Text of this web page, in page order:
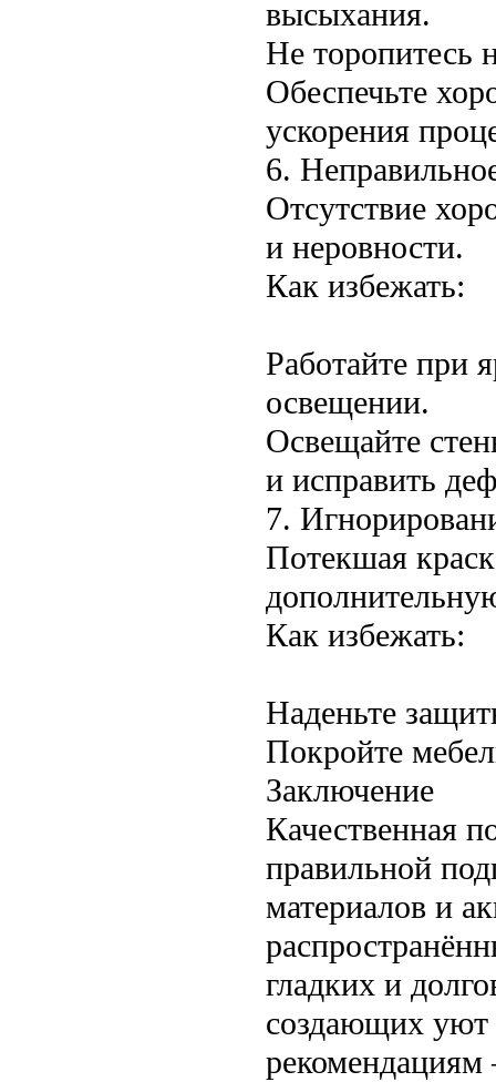
высыхания.
Не торопитесь
Обеспечьте
ускорения
6.
Отсутствие
и неровности.
Как избежать:
Работайте при
освещении.
Освещайте
и исправить
7.
Потекшая
Как избежать:
Наденьте
Покройте
Заключение
Качественная
правильной
материалов и
гладких и
создающих уют
рекомендациям